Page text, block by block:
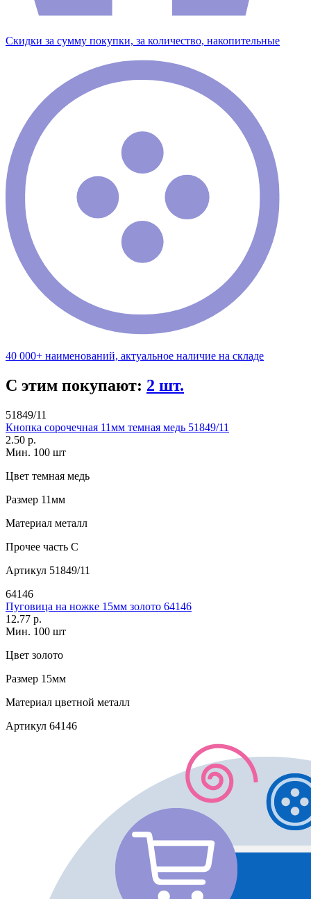
Скидки за сумму покупки, за количество, накопительные
40 000+ наименований, актуальное наличие на складе
С этим покупают: 2 шт.
51849/11
Кнопка сорочечная 11мм темная медь 51849/11
2.50 р.
Мин. 100 шт
Цвет темная медь
Размер 11мм
Материал металл
Прочее часть C
Артикул 51849/11
64146
Пуговица на ножке 15мм золото 64146
12.77 р.
Мин. 100 шт
Цвет золото
Размер 15мм
Материал цветной металл
Артикул 64146